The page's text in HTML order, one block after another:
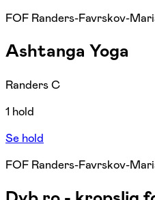
FOF Randers-Favrskov-
Ashtanga Yoga
Randers C
1 hold
Se hold
FOF Randers-Favrskov-